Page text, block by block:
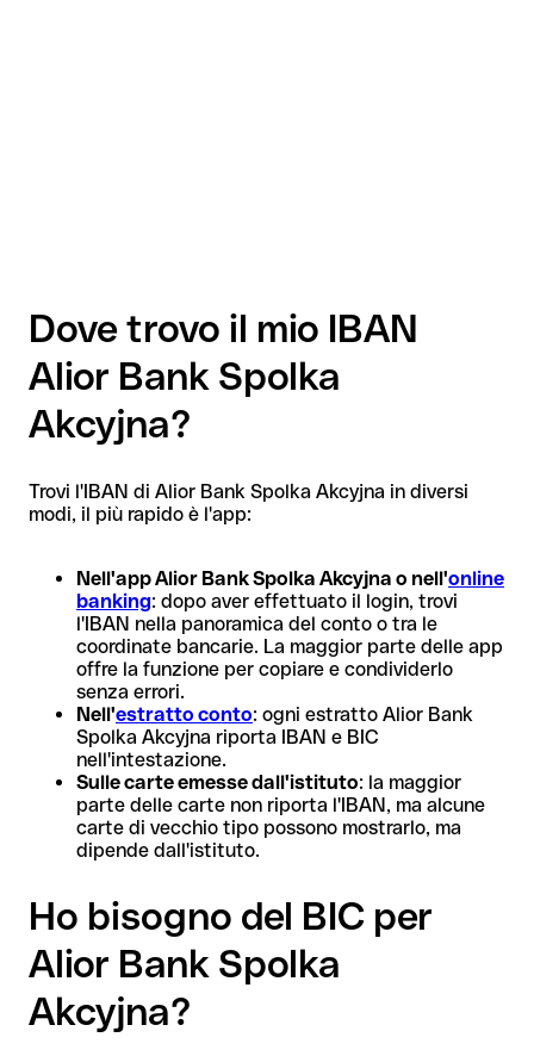
Dove trovo il mio IBAN
Alior Bank Spolka
Akcyjna?
Trovi l'IBAN di Alior Bank Spolka Akcyjna in diversi
modi, il più rapido è l'app:
Nell'app Alior Bank Spolka Akcyjna o nell'online
banking: dopo aver effettuato il login, trovi
l'IBAN nella panoramica del conto o tra le
coordinate bancarie. La maggior parte delle app
offre la funzione per copiare e condividerlo
senza errori.
Nell'estratto conto: ogni estratto Alior Bank
Spolka Akcyjna riporta IBAN e BIC
nell'intestazione.
Sulle carte emesse dall'istituto: la maggior
parte delle carte non riporta l'IBAN, ma alcune
carte di vecchio tipo possono mostrarlo, ma
dipende dall'istituto.
Ho bisogno del BIC per
Alior Bank Spolka
Akcyjna?